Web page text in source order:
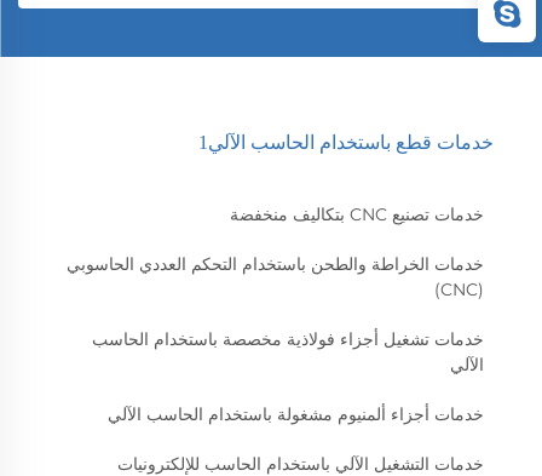
خدمات قطع باستخدام الحاسب الآلي1
خدمات تصنيع CNC بتكاليف منخفضة
خدمات الخراطة والطحن باستخدام التحكم العددي الحاسوبي
(CNC)
خدمات تشغيل أجزاء فولاذية مخصصة باستخدام الحاسب
الآلي
خدمات أجزاء ألمنيوم مشغولة باستخدام الحاسب الآلي
خدمات التشغيل الآلي باستخدام الحاسب للإلكترونيات